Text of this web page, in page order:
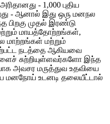
- 1,000 புதிய
- ஆனால் இது ஒரு மனநல
பிறகு முதல் இரண்டு
மாயத்தோற்றங்கள்,
மாற்றங்கள் மற்றும்
நடத்தை ஆகியவை
சுற்றியுள்ளவர்களோ இந்த
அவசர மருத்துவ உதவியை
மனநோய் உடனடி தலையீட்டால்